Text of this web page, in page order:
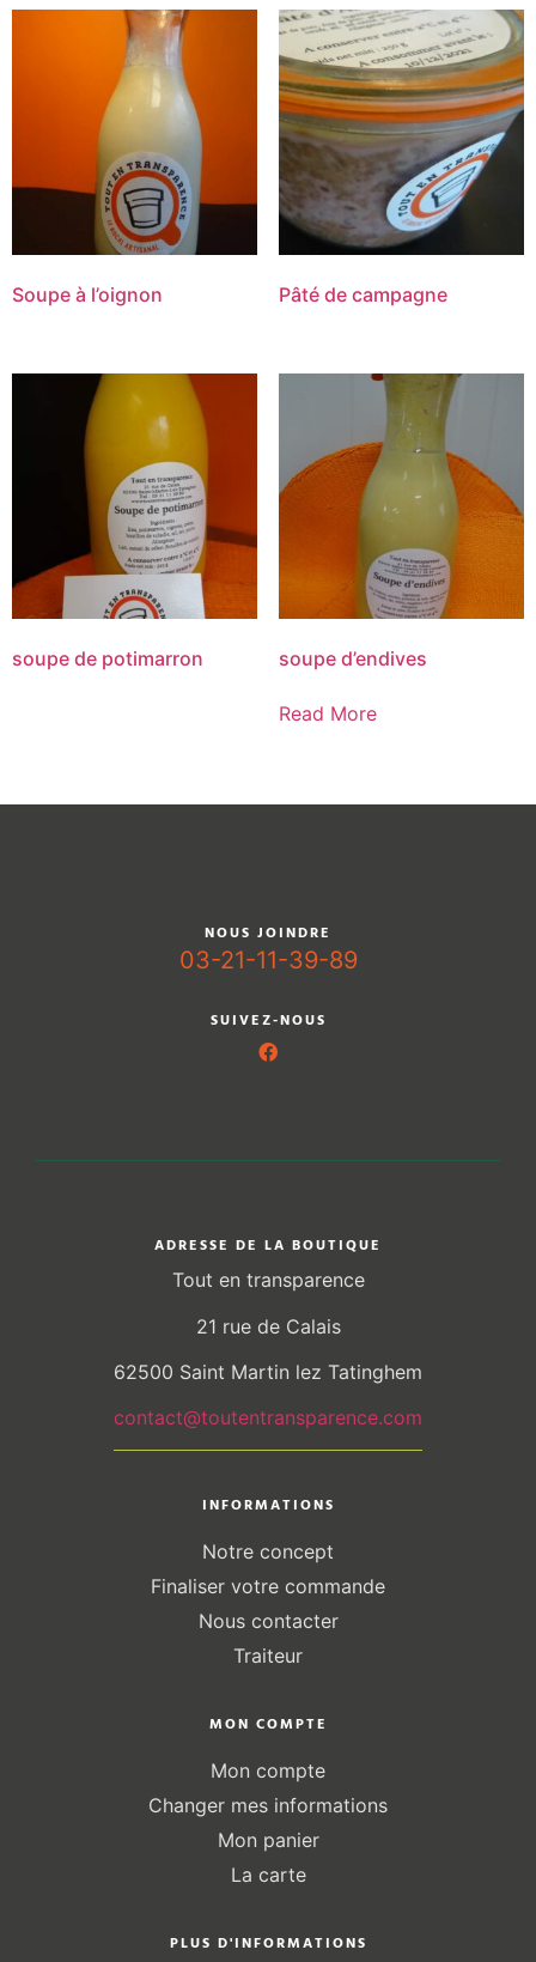
Soupe à l’oignon Pâté de campagne
soupe de potimarron soupe d’endives
Read More
NOUS JOINDRE
03-21-11-39-89
SUIVEZ-NOUS
ADRESSE DE LA BOUTIQUE
Tout en transparence
21 rue de Calais
62500 Saint Martin lez Tatinghem
contact@toutentransparence.com
INFORMATIONS
Notre concept
Finaliser votre commande
Nous contacter
Traiteur
MON COMPTE
Mon compte
Changer mes informations
Mon panier
La carte
PLUS D'INFORMATIONS